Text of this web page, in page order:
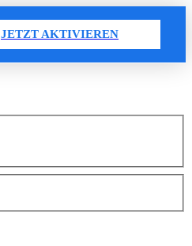
JETZT AKTIVIEREN